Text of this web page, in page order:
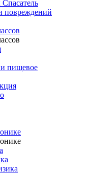
повреждений
пищевое